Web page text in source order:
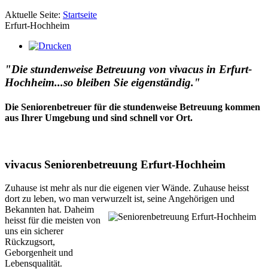
Aktuelle Seite: Startseite
Erfurt-Hochheim
"Die stundenweise Betreuung von vivacus in Erfurt-
Hochheim...so bleiben Sie eigenständig."
Die Seniorenbetreuer für die stundenweise Betreuung kommen
aus Ihrer Umgebung und sind schnell vor Ort.
vivacus Seniorenbetreuung Erfurt-Hochheim
Zuhause ist mehr als nur die eigenen vier Wände. Zuhause heisst
dort zu leben, wo man verwurzelt ist, seine Angehörigen und
Bekannten hat. Daheim
heisst für die meisten von
uns ein sicherer
Rückzugsort,
Geborgenheit und
Lebensqualität.